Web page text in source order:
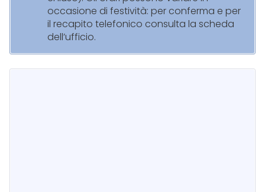
occasione di festività: per conferma e per
il recapito telefonico consulta la scheda
dell’ufficio.